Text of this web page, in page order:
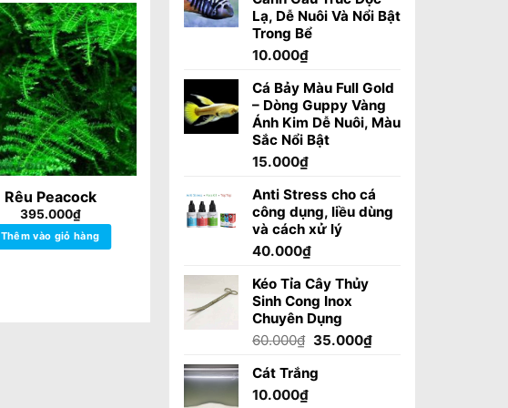
Lạ, Dễ Nuôi Và Nổi Bật
Trong Bể
10.000₫
Cá Bảy Màu Full Gold
– Dòng Guppy Vàng
Ánh Kim Dễ Nuôi, Màu
Sắc Nổi Bật
15.000₫
Anti Stress cho cá
công dụng, liều dùng
và cách xử lý
40.000₫
Kéo Tỉa Cây Thủy
Sinh Cong Inox
Chuyên Dụng
60.000₫ Giá
là:
35.000₫Giá
Cát Trắng
10.000₫
Rêu Peacock
395.000₫
Thêm vào giỏ hàng